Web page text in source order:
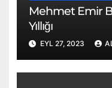
Mehmet Emir
Yıllığı
EYL 27, 2023